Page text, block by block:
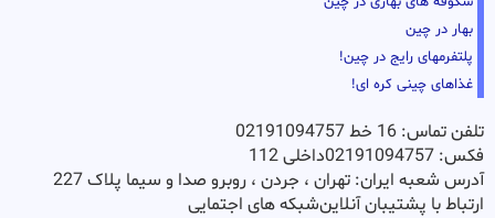
بهار در چین
پلتفرمهای رایج در چین!
غذاهای چینی کره ای!
تلفن تماس: 16 خط 02191094757
فکس: 02191094757داخلی 112
آدرس شعبه ایران: تهران ، جردن ، روبرو صدا و سیما پلاک 227
ارتباط با پشتیبان آنلاینشبکه های اجتمایی